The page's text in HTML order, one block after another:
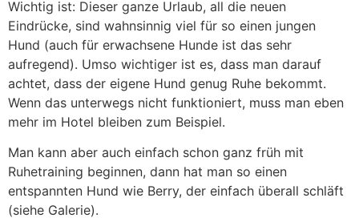
Wichtig ist: Dieser ganze Urlaub, all die neuen
Eindrücke, sind wahnsinnig viel für so einen jungen
Hund (auch für erwachsene Hunde ist das sehr
aufregend). Umso wichtiger ist es, dass man darauf
achtet, dass der eigene Hund genug Ruhe bekommt.
Wenn das unterwegs nicht funktioniert, muss man eben
mehr im Hotel bleiben zum Beispiel.
Man kann aber auch einfach schon ganz früh mit
Ruhetraining beginnen, dann hat man so einen
entspannten Hund wie Berry, der einfach überall schläft
(siehe Galerie).